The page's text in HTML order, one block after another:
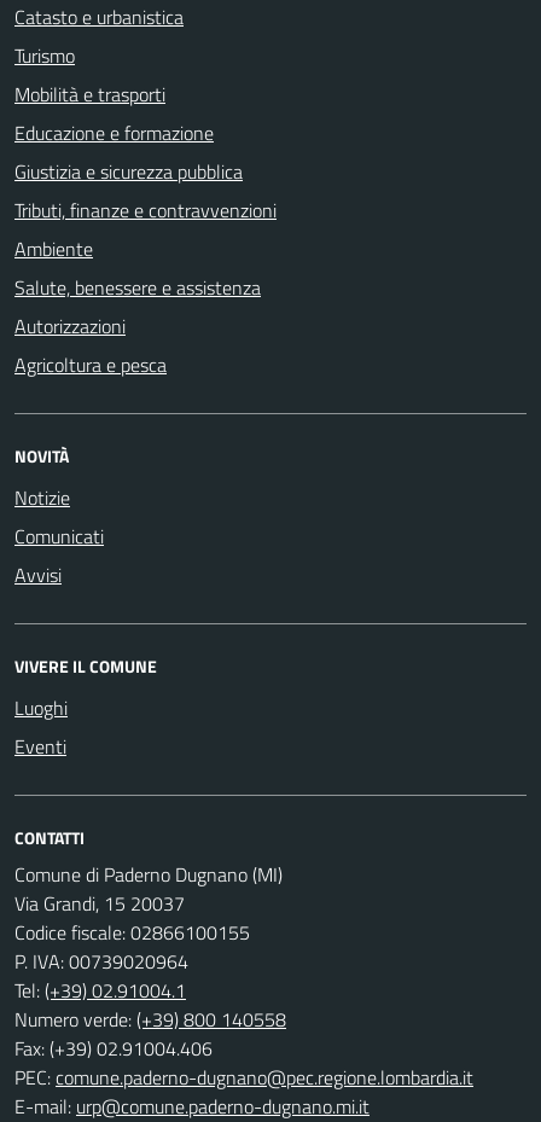
Catasto e urbanistica
Turismo
Mobilità e trasporti
Educazione e formazione
Giustizia e sicurezza pubblica
Tributi, finanze e contravvenzioni
Ambiente
Salute, benessere e assistenza
Autorizzazioni
Agricoltura e pesca
NOVITÀ
Notizie
Comunicati
Avvisi
VIVERE IL COMUNE
Luoghi
Eventi
CONTATTI
Comune di Paderno Dugnano (MI)
Via Grandi, 15 20037
Codice fiscale: 02866100155
P. IVA: 00739020964
Tel:(+39) 02.91004.1
Numero verde:(+39) 800 140558
Fax: (+39) 02.91004.406
PEC:comune.paderno-dugnano@pec.regione.lombardia.it
E-mail: urp@comune.paderno-dugnano.mi.it